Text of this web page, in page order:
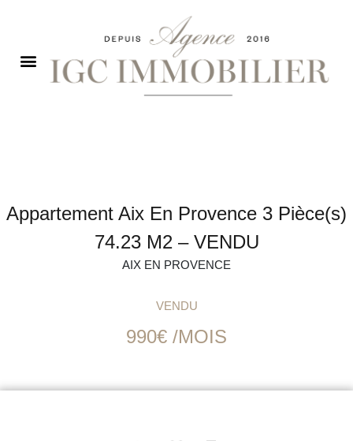
Appartement Aix En Provence 3 Pièce(s)
74.23 M2 – VENDU
AIX EN PROVENCE
VENDU
990€ /MOIS